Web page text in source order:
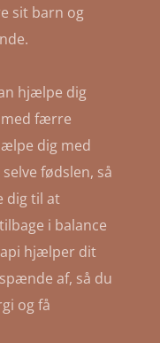
sit barn og
hjælpe dig
færre
dig med
fødslen, så
dig til at
i balance
hjælper dit
af, så du
og få